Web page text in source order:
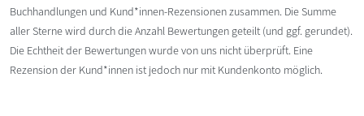
Buchhandlungen und Kund*innen-Rezensionen zusammen. Die Summe
aller Sterne wird durch die Anzahl Bewertungen geteilt (und ggf. gerundet).
Die Echtheit der Bewertungen wurde von uns nicht überprüft. Eine
Rezension der Kund*innen ist jedoch nur mit Kundenkonto möglich.